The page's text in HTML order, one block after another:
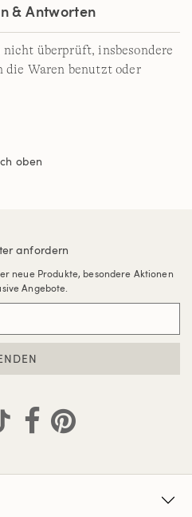
& Antworten
überprüft, insbesondere
die Waren benutzt oder
oben
anfordern
neue Produkte, besondere Aktionen
Angebote.